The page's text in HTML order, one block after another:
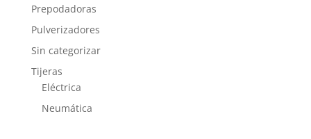
Prepodadoras
Pulverizadores
Sin categorizar
Tijeras
Eléctrica
Neumática